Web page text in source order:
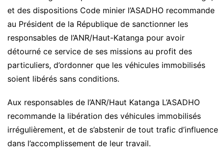
et des dispositions Code minier l’ASADHO recommande
au Président de la République de sanctionner les
responsables de l’ANR/Haut-Katanga pour avoir
détourné ce service de ses missions au profit des
particuliers, d’ordonner que les véhicules immobilisés
soient libérés sans conditions.
Aux responsables de l’ANR/Haut Katanga L’ASADHO
recommande la libération des véhicules immobilisés
irrégulièrement, et de s’abstenir de tout trafic d’influence
dans l’accomplissement de leur travail.